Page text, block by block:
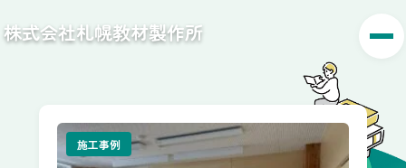
株式会社札幌教材製作所
施工事例